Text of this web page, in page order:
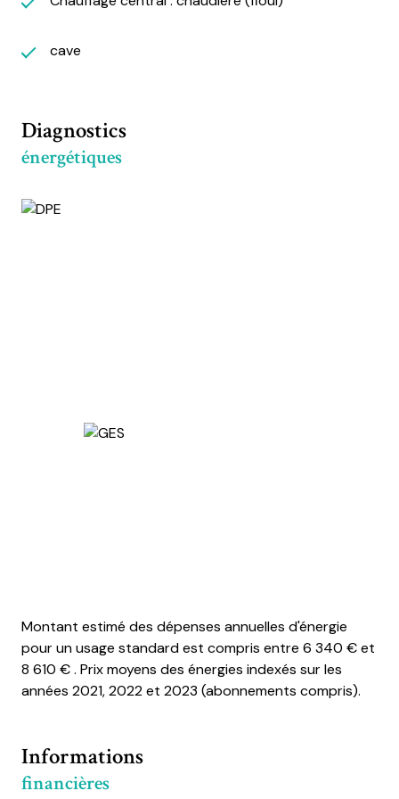
cave
Diagnostics
énergétiques
Montant estimé des dépenses annuelles d'énergie
pour un usage standard est compris entre 6 340 € et
8 610 € . Prix moyens des énergies indexés sur les
années 2021, 2022 et 2023 (abonnements compris).
Informations
financières